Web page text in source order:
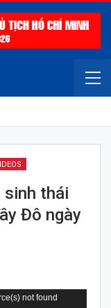
sinh thái
Đô ngày
not found